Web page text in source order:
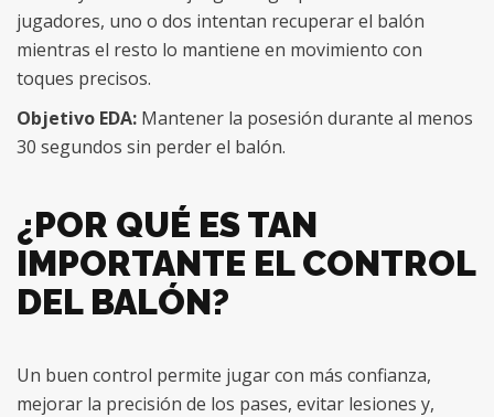
jugadores, uno o dos intentan recuperar el balón
mientras el resto lo mantiene en movimiento con
toques precisos.
Objetivo EDA: Mantener la posesión durante al menos
30 segundos sin perder el balón.
¿POR QUÉ ES TAN
IMPORTANTE EL CONTROL
DEL BALÓN?
Un buen control permite jugar con más confianza,
mejorar la precisión de los pases, evitar lesiones y,